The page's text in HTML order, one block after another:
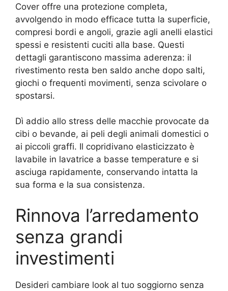
Cover offre una protezione completa,
avvolgendo in modo efficace tutta la superficie,
compresi bordi e angoli, grazie agli anelli elastici
spessi e resistenti cuciti alla base. Questi
dettagli garantiscono massima aderenza: il
rivestimento resta ben saldo anche dopo salti,
giochi o frequenti movimenti, senza scivolare o
spostarsi.
Dì addio allo stress delle macchie provocate da
cibi o bevande, ai peli degli animali domestici o
ai piccoli graffi. Il copridivano elasticizzato è
lavabile in lavatrice a basse temperature e si
asciuga rapidamente, conservando intatta la
sua forma e la sua consistenza.
Rinnova l’arredamento
senza grandi
investimenti
Desideri cambiare look al tuo soggiorno senza